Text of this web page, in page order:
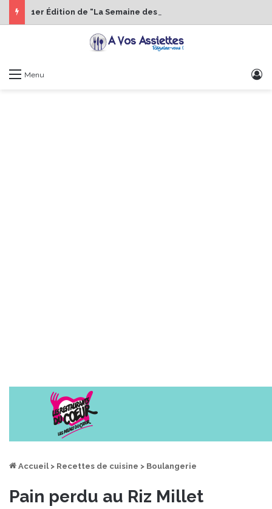
Menu
Accueil > Recettes de cuisine > Boulangerie
Pain perdu au Riz Millet